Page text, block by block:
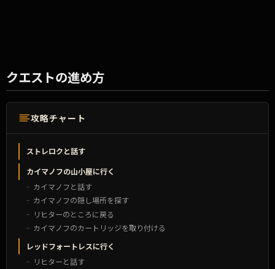
クエストの進め方
攻略チャート
ストレロクと話す
カイマノフの山小屋に行く
カイマノフと話す
カイマノフの隠し場所を探す
リヒターのところに戻る
カイマノフのカートリッジを取り付ける
レッドフォートレスに行く
リヒターと話す